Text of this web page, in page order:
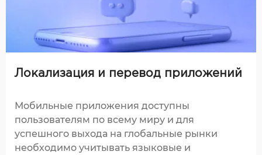
Локализация и перевод приложений
Мобильные приложения доступны
пользователям по всему миру и для
успешного выхода на глобальные рынки
необходимо учитывать языковые и